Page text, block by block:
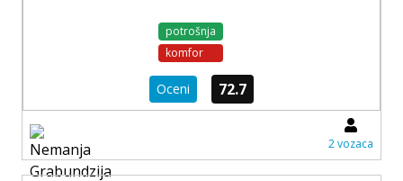
potrošnja
komfor
Oceni 72.7
2 vozaca